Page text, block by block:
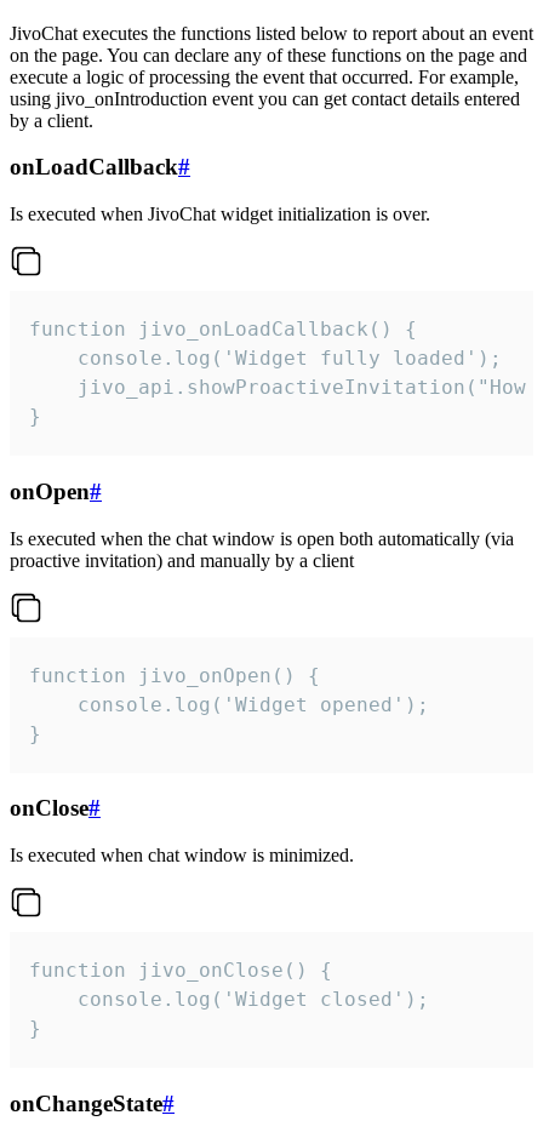
JivoChat executes the functions listed below to report about an event
on the page. You can declare any of these functions on the page and
execute a logic of processing the event that occurred. For example,
using jivo_onIntroduction event you can get contact details entered
by a client.
onLoadCallback#
Is executed when JivoChat widget initialization is over.
function jivo_onLoadCallback() {
    console.log('Widget fully loaded');
jivo_api.showProactiveInvitation("How
}
onOpen#
Is executed when the chat window is open both automatically (via
proactive invitation) and manually by a client
function jivo_onOpen() {
    console.log('Widget opened');
}
onClose#
Is executed when chat window is minimized.
function jivo_onClose() {
    console.log('Widget closed');
}
onChangeState#